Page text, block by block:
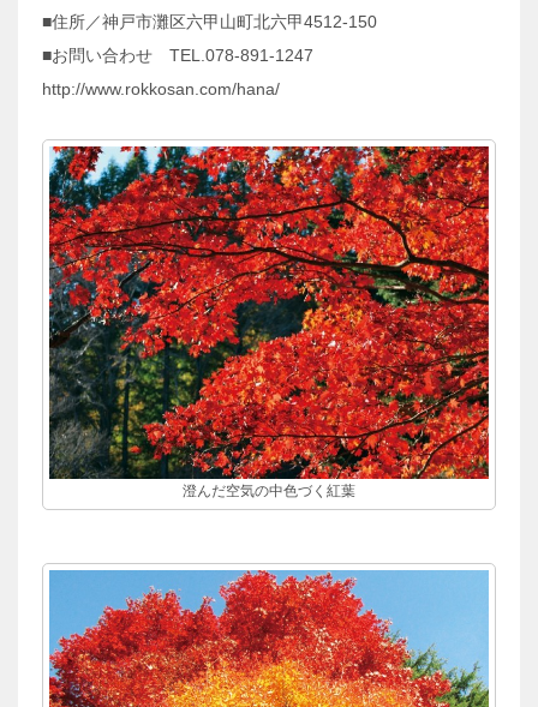
■住所／神戸市灘区六甲山町北六甲4512-150
■お問い合わせ TEL.078-891-1247
http://www.rokkosan.com/hana/
澄んだ空気の中色づく紅葉